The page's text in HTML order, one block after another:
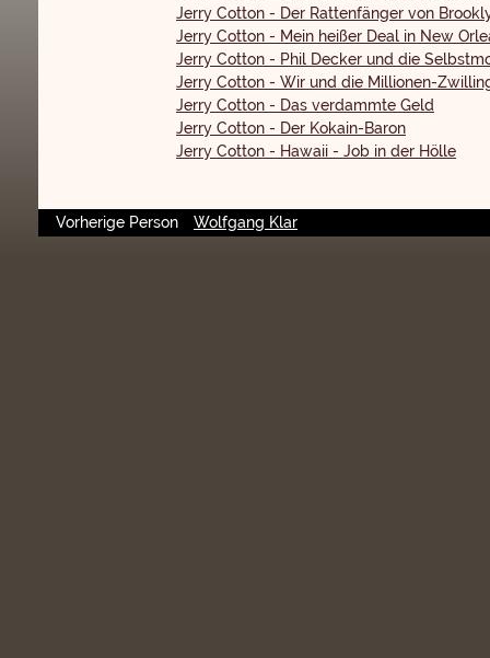
Jerry Cotton - Der Rattenfänger von
Jerry Cotton - Mein heißer Deal in New
Jerry Cotton - Phil Decker und die
Jerry Cotton - Wir und die Millionen-
Jerry Cotton - Das verdammte Geld
Jerry Cotton - Der Kokain-Baron
Jerry Cotton - Hawaii - Job in der Hölle
Vorherige Person Wolfgang Klar